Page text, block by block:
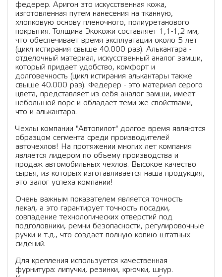
федерер. Аригон это искусственная кожа,
изготовленная путем нанесения на тканную,
хлопковую основу пленочного, полиуретанового
покрытия. Толщина Экокожи составляет 1,1-1,2 мм,
что обеспечивает время эксплуатации около 5 лет
(цикл истирания свыше 40.000 раз). Алькантара -
отделочный материал, искусственный аналог замши,
который придает удобство, комфорт и
долговечность (цикл истирания алькантары также
свыше 40.000 раз). Федерер - это материал серого
цвета, представляет из себя аналог замши, имеет
небольшой ворс и обладает теми же свойствами,
что и алькантара.
Чехлы компании "Автопилот" долгое время являются
образцом сегмента среди производителей
авточехлов! На протяжении многих лет компания
является лидером по объему производства и
продаж автомобильных чехлов. Высокое качество
сырья, из которых изготавливается наша продукция,
это залог успеха компании!
Очень важным показателем является точность
лекал, а это гарантирует точность посадки,
совпадение технологических отверстий под
подголовники, ремни безопасности, регулировочные
ручки и т.д., что создает полную копию штатных
сидений.
Для крепления используется качественная
фурнитура: липучки, резинки, крючки, шнур.